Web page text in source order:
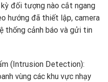
đối tượng nào cắt ngang
hướng đã thiết lập,camera
thống cảnh báo và gửi tin
(Intrusion Detection):
vùng các khu vực nhạy